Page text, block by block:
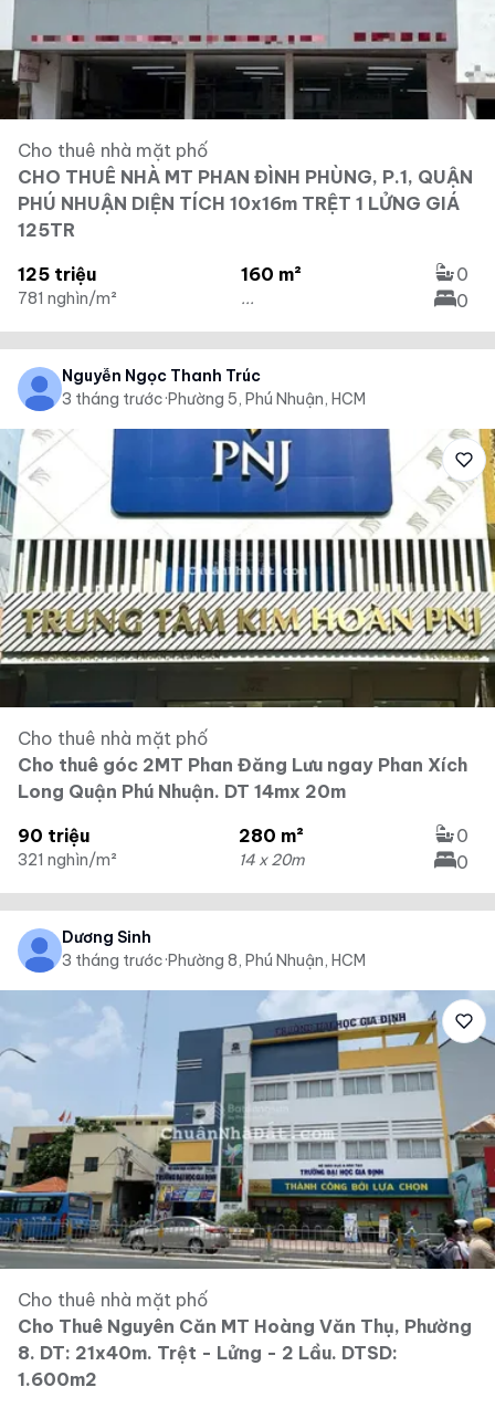
Cho thuê nhà mặt phố
CHO THUÊ NHÀ MT PHAN ĐÌNH PHÙNG, P.1, QUẬN
PHÚ NHUẬN DIỆN TÍCH 10x16m TRỆT 1 LỬNG GIÁ
125TR
125 triệu
781 nghìn/m²
160 m²
...
0
0
Nguyễn Ngọc Thanh Trúc
3 tháng trước·Phường 5, Phú Nhuận, HCM
Cho thuê nhà mặt phố
Cho thuê góc 2MT Phan Đăng Lưu ngay Phan Xích
Long Quận Phú Nhuận. DT 14mx 20m
90 triệu
321 nghìn/m²
280 m²
14 x 20m
0
0
Dương Sinh
3 tháng trước·Phường 8, Phú Nhuận, HCM
Cho thuê nhà mặt phố
Cho Thuê Nguyên Căn MT Hoàng Văn Thụ, Phường
8. DT: 21x40m. Trệt - Lửng - 2 Lầu. DTSD:
1.600m2